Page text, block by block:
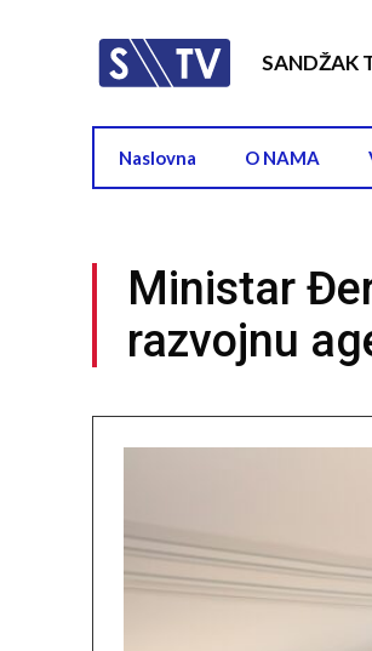
SANDŽAK
Naslovna O NAMA
Ministar
razvojnu